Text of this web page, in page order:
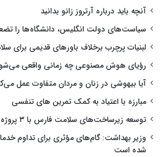
آنچه باید درباره آرتروز زانو بدانید
سیاست‌های دولت انگلیس، دانشگاه‌ها را
لبنیات پرچرب برخلاف باورهای قدیمی برای
رؤیای هوش مصنوعی چه زمانی واقعی
آیا بیهوشی در زنان و مردان متفاوت عمل
مبارزه با اعتیاد به کمک تمرین های تنفسی
توسعه زیرساخت‌های سلامت فارس با ۳ پروژه شتاب گرفت
وزیر بهداشت: گام‌های مؤثری برای تداوم
شده است